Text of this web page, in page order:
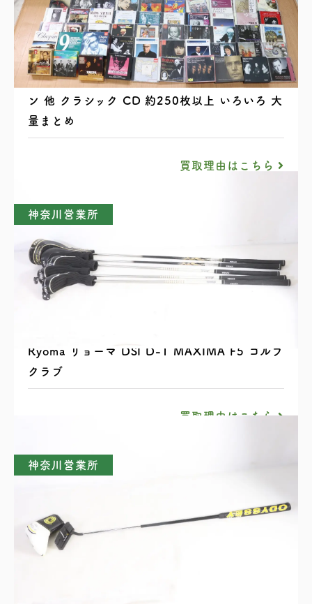
ベートーベン ブラームス シューベルト ショパ
ン 他 クラシック CD 約250枚以上 いろいろ 大
量まとめ
買取理由はこちら
神奈川営業所
Ryoma リョーマ DSI D-1 MAXIMA F5 ゴルフ
クラブ
買取理由はこちら
神奈川営業所